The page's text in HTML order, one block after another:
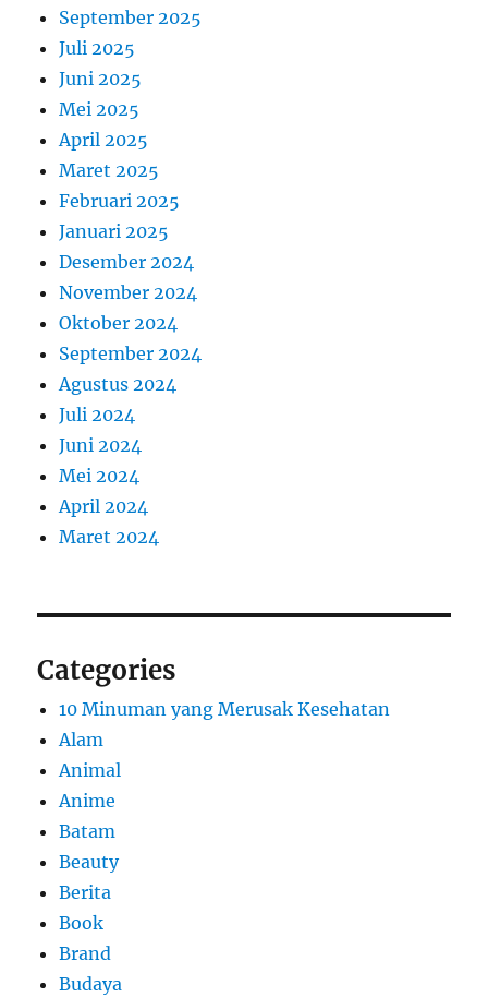
September 2025
Juli 2025
Juni 2025
Mei 2025
April 2025
Maret 2025
Februari 2025
Januari 2025
Desember 2024
November 2024
Oktober 2024
September 2024
Agustus 2024
Juli 2024
Juni 2024
Mei 2024
April 2024
Maret 2024
Categories
10 Minuman yang Merusak Kesehatan
Alam
Animal
Anime
Batam
Beauty
Berita
Book
Brand
Budaya